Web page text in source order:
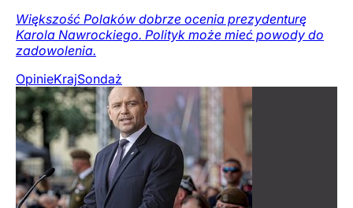
Większość Polaków dobrze ocenia prezydenturę
Karola Nawrockiego. Polityk może mieć powody do
zadowolenia.
OpinieKrajSondaż